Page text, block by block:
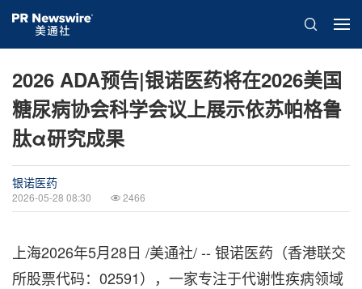
2026 ADA预告|银诺医药将在2026美国
糖尿病协会科学会议上展示依苏帕格鲁
肽α研究成果
银诺医药
2026-05-28 08:30 2466
上海2026年5月28日 /美通社/ -- 银诺医药（香港联交
所股票代码：02591），一家专注于代谢性疾病领域